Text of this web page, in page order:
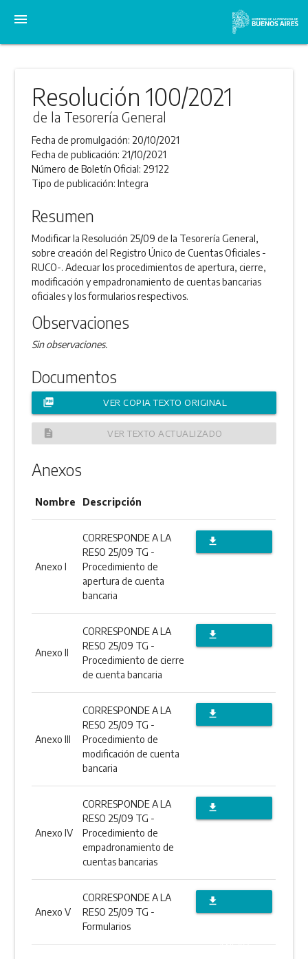
menu
Resolución 100/2021
de la Tesorería General
Fecha de promulgación: 20/10/2021
Fecha de publicación: 21/10/2021
Número de Boletín Oficial: 29122
Tipo de publicación:Integra
Resumen
Modificar la Resolución 25/09 de la Tesorería General,
sobre creación del Registro Único de Cuentas Oficiales -
RUCO-. Adecuar los procedimientos de apertura, cierre,
modificación y empadronamiento de cuentas bancarias
oficiales y los formularios respectivos.
Observaciones
Sin observaciones.
Documentos
picture_as_pdf VER COPIA TEXTO ORIGINAL
description VER TEXTO ACTUALIZADO
Anexos
Nombre Descripción
Anexo I
CORRESPONDE A LA
RESO 25/09 TG -
Procedimiento de
apertura de cuenta
bancaria
file_download
Anexo II
CORRESPONDE A LA
RESO 25/09 TG -
Procedimiento de cierre
de cuenta bancaria
file_download
Anexo III
CORRESPONDE A LA
RESO 25/09 TG -
Procedimiento de
modificación de cuenta
bancaria
file_download
Anexo IV
CORRESPONDE A LA
RESO 25/09 TG -
Procedimiento de
empadronamiento de
cuentas bancarias
file_download
Anexo V
CORRESPONDE A LA
RESO 25/09 TG -
Formularios
file_download
ANEXO